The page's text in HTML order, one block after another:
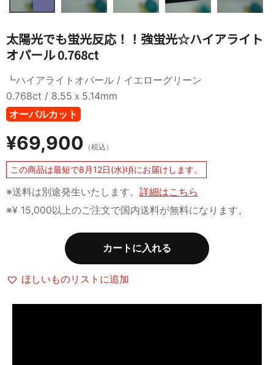
太陽光でも蛍光反応！！強蛍光☆ハイアライト
オパール 0.768ct
┗ハイアライトオパール / イエローグリーン
0.768ct / 8.55ｘ5.14mm
オーバルカット
¥69,900 （税込）
この商品は最短で8月12日(水)頃にお届けします。
※送料は別途発生いたします。 詳細はこちら
※¥ 15,000以上のご注文で国内送料が無料になります。
カートに入れる
ほしいものリストに追加